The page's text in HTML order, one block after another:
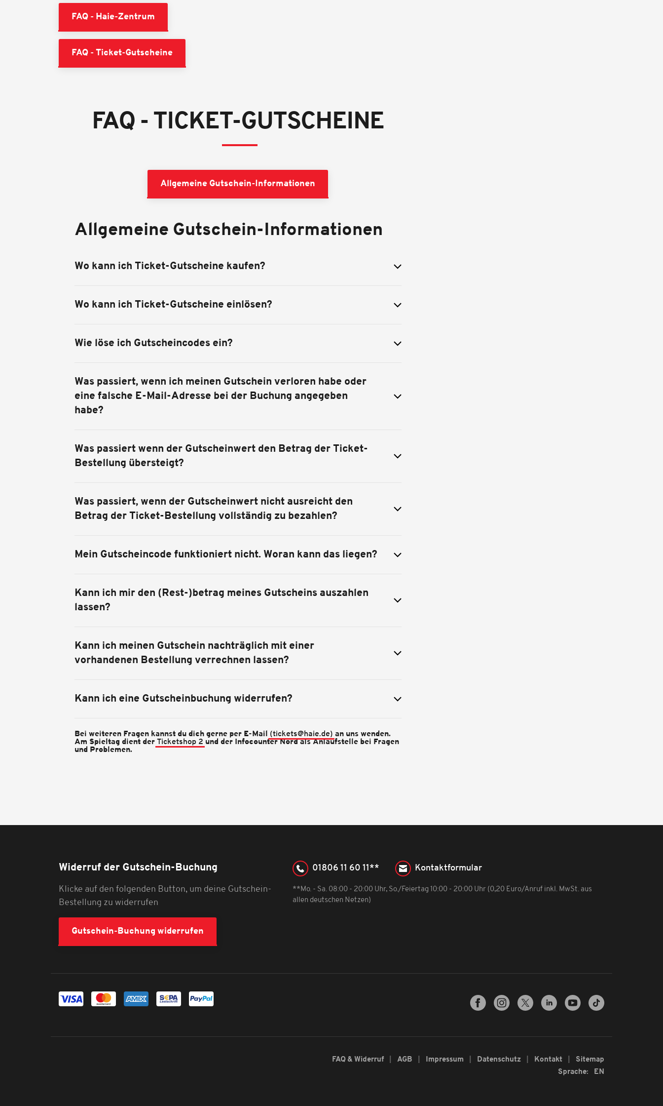
FAQ - Haie-Zentrum
FAQ - Ticket-Gutscheine
FAQ - TICKET-GUTSCHEINE
Allgemeine Gutschein-Informationen
Allgemeine Gutschein-Informationen
Wo kann ich Ticket-Gutscheine kaufen?
Wo kann ich Ticket-Gutscheine einlösen?
Wie löse ich Gutscheincodes ein?
Was passiert, wenn ich meinen Gutschein verloren habe oder
eine falsche E-Mail-Adresse bei der Buchung angegeben
habe?
Was passiert wenn der Gutscheinwert den Betrag der Ticket-
Bestellung übersteigt?
Was passiert, wenn der Gutscheinwert nicht ausreicht den
Betrag der Ticket-Bestellung vollständig zu bezahlen?
Mein Gutscheincode funktioniert nicht. Woran kann das liegen?
Kann ich mir den (Rest-)betrag meines Gutscheins auszahlen
lassen?
Kann ich meinen Gutschein nachträglich mit einer
vorhandenen Bestellung verrechnen lassen?
Kann ich eine Gutscheinbuchung widerrufen?
Bei weiteren Fragen kannst du dich gerne per E-Mail (tickets@haie.de) an uns wenden.
Am Spieltag dient der Ticketshop 2 und der Infocounter Nord als Anlaufstelle bei Fragen
und Problemen.
Widerruf der Gutschein-Buchung
Klicke auf den folgenden Button, um deine Gutschein-
Bestellung zu widerrufen
Gutschein-Buchung widerrufen
01806 11 60 11** Kontaktformular
**Mo. - Sa. 08:00 - 20:00 Uhr, So./Feiertag 10:00 - 20:00 Uhr (0,20 Euro/Anruf inkl. MwSt. aus
allen deutschen Netzen)
FAQ & Widerruf AGB Impressum Datenschutz Kontakt
Sitemap
Sprache:
EN